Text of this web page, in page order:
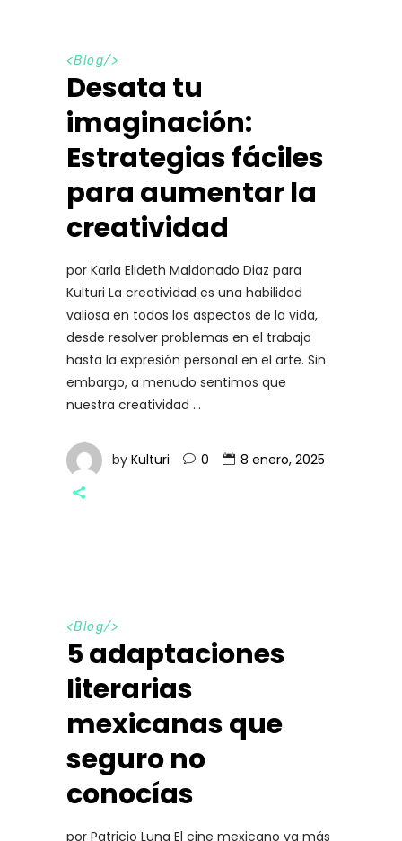
<Blog/>
Desata tu
imaginación:
Estrategias fáciles
para aumentar la
creatividad
por Karla Elideth Maldonado Diaz para
Kulturi La creatividad es una habilidad
valiosa en todos los aspectos de la vida,
desde resolver problemas en el trabajo
hasta la expresión personal en el arte. Sin
embargo, a menudo sentimos que
nuestra creatividad
by Kulturi 0 8 enero, 2025
<Blog/>
5 adaptaciones
literarias
mexicanas que
seguro no
conocías
por Patricio Luna El cine mexicano va más